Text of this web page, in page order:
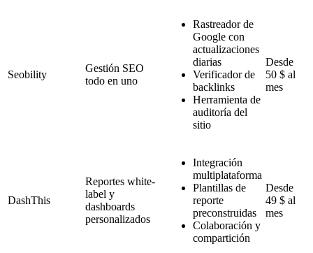
Seobility
Gestión SEO
todo en uno
Rastreador de
Google con
actualizaciones
diarias
Verificador de
backlinks
Herramienta de
auditoría del
sitio
Desde
50 $ al
mes
DashThis
Reportes white-
label y
dashboards
personalizados
Integración
multiplataforma
Plantillas de
reporte
preconstruidas
Colaboración y
compartición
Desde
49 $ al
mes